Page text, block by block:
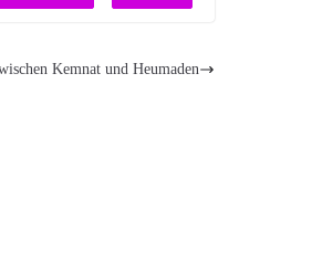
Kemnat und Heumaden